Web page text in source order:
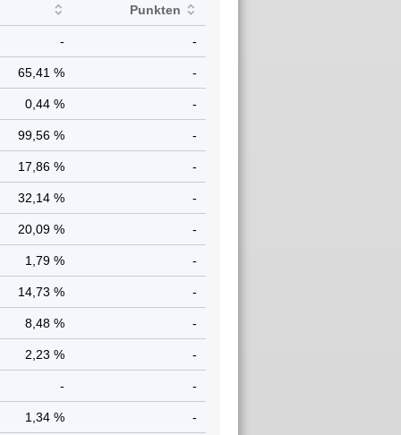
Punkten
- -
65,41 % -
0,44 % -
99,56 % -
17,86 % -
32,14 % -
20,09 % -
1,79 % -
14,73 % -
8,48 % -
2,23 % -
- -
1,34 % -